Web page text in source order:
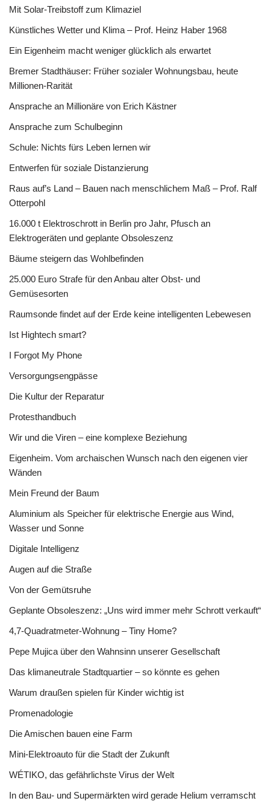
Mit Solar-Treibstoff zum Klimaziel
Künstliches Wetter und Klima – Prof. Heinz Haber 1968
Ein Eigenheim macht weniger glücklich als erwartet
Bremer Stadthäuser: Früher sozialer Wohnungsbau, heute
Millionen-Rarität
Ansprache an Millionäre von Erich Kästner
Ansprache zum Schulbeginn
Schule: Nichts fürs Leben lernen wir
Entwerfen für soziale Distanzierung
Raus auf’s Land – Bauen nach menschlichem Maß – Prof. Ralf
Otterpohl
16.000 t Elektroschrott in Berlin pro Jahr, Pfusch an
Elektrogeräten und geplante Obsoleszenz
Bäume steigern das Wohlbefinden
25.000 Euro Strafe für den Anbau alter Obst- und
Gemüsesorten
Raumsonde findet auf der Erde keine intelligenten Lebewesen
Ist Hightech smart?
I Forgot My Phone
Versorgungsengpässe
Die Kultur der Reparatur
Protesthandbuch
Wir und die Viren – eine komplexe Beziehung
Eigenheim. Vom archaischen Wunsch nach den eigenen vier
Wänden
Mein Freund der Baum
Aluminium als Speicher für elektrische Energie aus Wind,
Wasser und Sonne
Digitale Intelligenz
Augen auf die Straße
Von der Gemütsruhe
Geplante Obsoleszenz: „Uns wird immer mehr Schrott verkauft“
4,7-Quadratmeter-Wohnung – Tiny Home?
Pepe Mujica über den Wahnsinn unserer Gesellschaft
Das klimaneutrale Stadtquartier – so könnte es gehen
Warum draußen spielen für Kinder wichtig ist
Promenadologie
Die Amischen bauen eine Farm
Mini-Elektroauto für die Stadt der Zukunft
WÉTIKO, das gefährlichste Virus der Welt
In den Bau- und Supermärkten wird gerade Helium verramscht